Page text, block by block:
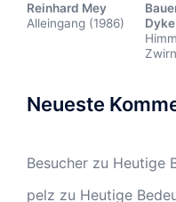
Reinhard Mey
Alleingang (1986)
Dyke
Neueste
Besucher zu Heutige
pelz zu Heutige